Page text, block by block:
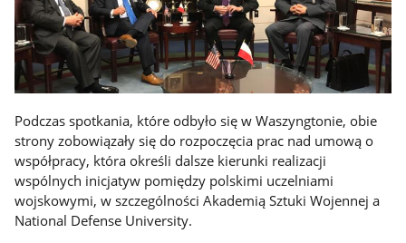
Podczas spotkania, które odbyło się w Waszyngtonie, obie
strony zobowiązały się do rozpoczęcia prac nad umową o
współpracy, która określi dalsze kierunki realizacji
wspólnych inicjatyw pomiędzy polskimi uczelniami
wojskowymi, w szczególności Akademią Sztuki Wojennej a
National Defense University.